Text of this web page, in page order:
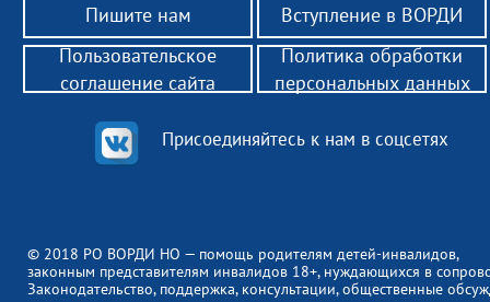
Пишите нам Вступление в ВОРДИ
© 2018 РО ВОРДИ НО — помощь родителям детей-инвалидов,
законным представителям инвалидов 18+, нуждающихся в
Законодательство, поддержка, консультации, общественные
Присоединяйтесь к нам в соцсетях
Пользовательское
соглашение сайта
Политика обработки
персональных данных